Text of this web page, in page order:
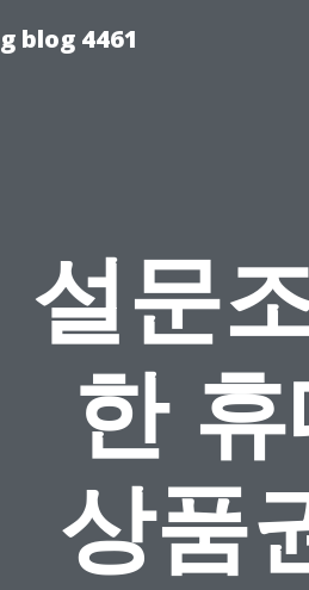
blog 4461
설문
한
상품